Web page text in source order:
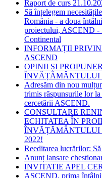
Raport de curs
Să înțelegem
România - a doua
proiectului, ASCEND -
Continental
INFORMAȚII
ASCEND
OPINII ȘI
ÎNVĂȚĂMÂNTULUI
Adresăm din nou
trimis răspunsurile lor
cercetării ASCEND.
CONSULTARE
ECHITATEA ÎN
ÎNVĂȚĂMÂNTULUI
2022!
Reeditarea lucrărilor:
Anunț lansare
INVITATIE APEL
ASCEND, prima